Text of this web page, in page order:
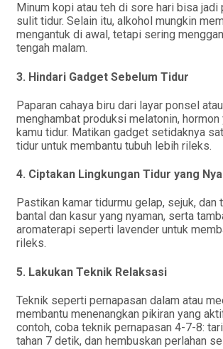
Minum kopi atau teh di sore hari bisa jadi
sulit tidur. Selain itu, alkohol mungkin
mengantuk di awal, tetapi sering
tengah malam.
3. Hindari Gadget Sebelum Tidur
Paparan cahaya biru dari layar ponsel
menghambat produksi melatonin, hormon
kamu tidur. Matikan gadget setidaknya
tidur untuk membantu tubuh lebih rileks.
4. Ciptakan Lingkungan Tidur yang
Pastikan kamar tidurmu gelap, sejuk, dan
bantal dan kasur yang nyaman, serta
aromaterapi seperti lavender untuk
rileks.
5. Lakukan Teknik Relaksasi
Teknik seperti pernapasan dalam atau
membantu menenangkan pikiran yang
contoh, coba teknik pernapasan 4-7-8:
tahan 7 detik, dan hembuskan perlahan